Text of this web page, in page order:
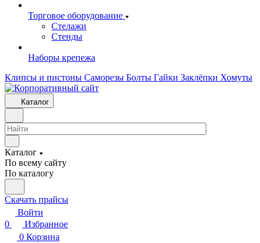
Торговое оборудование
Стелажи
Стенды
Наборы крепежа
Клипсы и пистоны Саморезы Болты Гайки Заклёпки Хомуты
Каталог
Каталог
По всему сайту
По каталогу
Скачать прайсы
Войти
0
Избранное
0 Корзина